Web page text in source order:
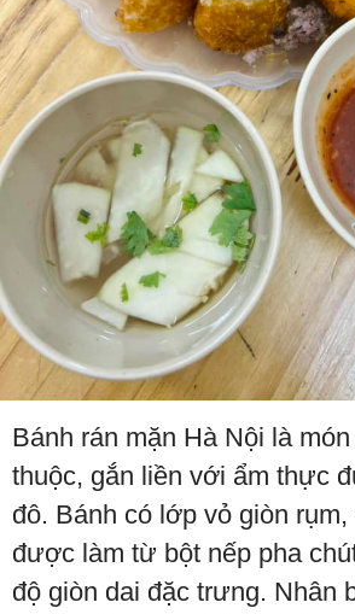
Bánh rán mặn Hà Nội là
thuộc, gắn liền với ẩm thực
đô. Bánh có lớp vỏ giòn rụm,
được làm từ bột nếp pha
độ giòn dai đặc trưng. Nhân